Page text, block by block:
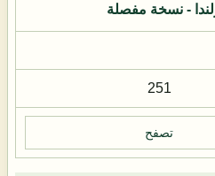
- نسخة مفصلة
251
تصفح